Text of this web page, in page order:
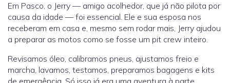
Em Pasco, o Jerry — amigo acolhedor, que já não pilota por
causa da idade — foi essencial. Ele e sua esposa nos
receberam em casa e, mesmo sem rodar mais, Jerry ajudou
a preparar as motos como se fosse um pit crew inteiro.
Revisamos óleo, calibramos pneus, ajustamos freio e
marcha, lavamos, testamos, preparamos bagagens e kits